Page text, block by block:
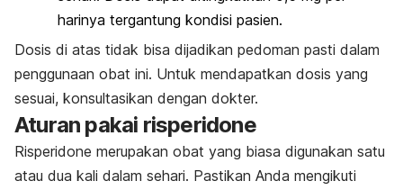
harinya tergantung kondisi pasien.
Dosis di atas tidak bisa dijadikan pedoman pasti dalam
penggunaan obat ini. Untuk mendapatkan dosis yang
sesuai, konsultasikan dengan dokter.
Aturan pakai risperidone
Risperidone merupakan obat yang biasa digunakan satu
atau dua kali dalam sehari. Pastikan Anda mengikuti